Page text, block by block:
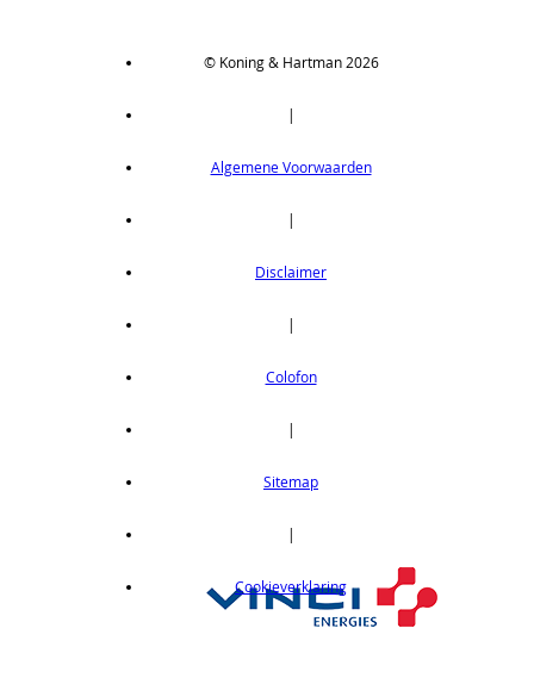
© Koning & Hartman 2026
|
Algemene Voorwaarden
|
Disclaimer
|
Colofon
|
Sitemap
|
Cookieverklaring